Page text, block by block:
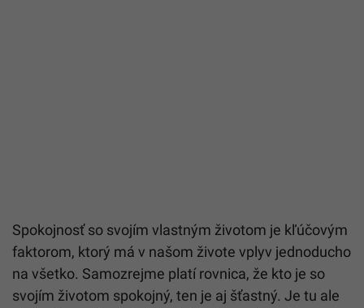
Spokojnosť so svojím vlastným životom je kľúčovým
faktorom, ktorý má v našom živote vplyv jednoducho
na všetko. Samozrejme platí rovnica, že kto je so
svojím životom spokojný, ten je aj šťastný. Je tu ale